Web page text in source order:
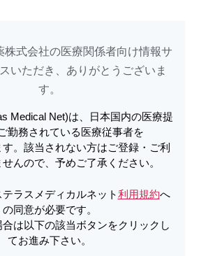
トでは、利便性向上、利用履歴の収集・集計のた
スデータを取得しています。詳しくは 利用規約
クラシノン電子添文 第
シノン
PDFをダウンロード
株式会社の医療関係者向け情報サ
いただき、ありがとうございま
す。​
Medical Net)は、日本国内の医療提
勤務されている医療従事者を
。該当されない方はご登録・ご利
んので、予めご了承ください。
ラスメディカルネット利用規約へ
の同意が必要です。
は以下の該当ボタンをクリックし
てお進み下さい。